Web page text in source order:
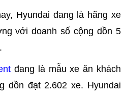
Hyundai đang là hãng xe
với doanh số cộng dồn 5
đang là mẫu xe ăn khách
dồn đạt 2.602 xe. Hyundai